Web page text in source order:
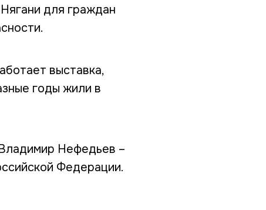
для граждан
выставка,
годы жили в
Нефедьев –
Федерации.